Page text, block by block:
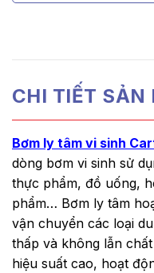
CHI TIẾT SẢN
Bơm ly tâm vi sinh
dòng bơm vi sinh sử
thực phẩm, đồ uống,
phẩm… Bơm ly tâm
vận chuyển các loại
thấp và không lẫn
hiệu suất cao, hoạt